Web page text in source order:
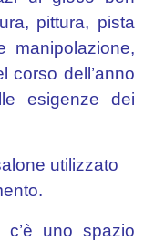
pittura, pista
manipolazione,
corso dell’anno
esigenze dei
utilizzato
uno spazio